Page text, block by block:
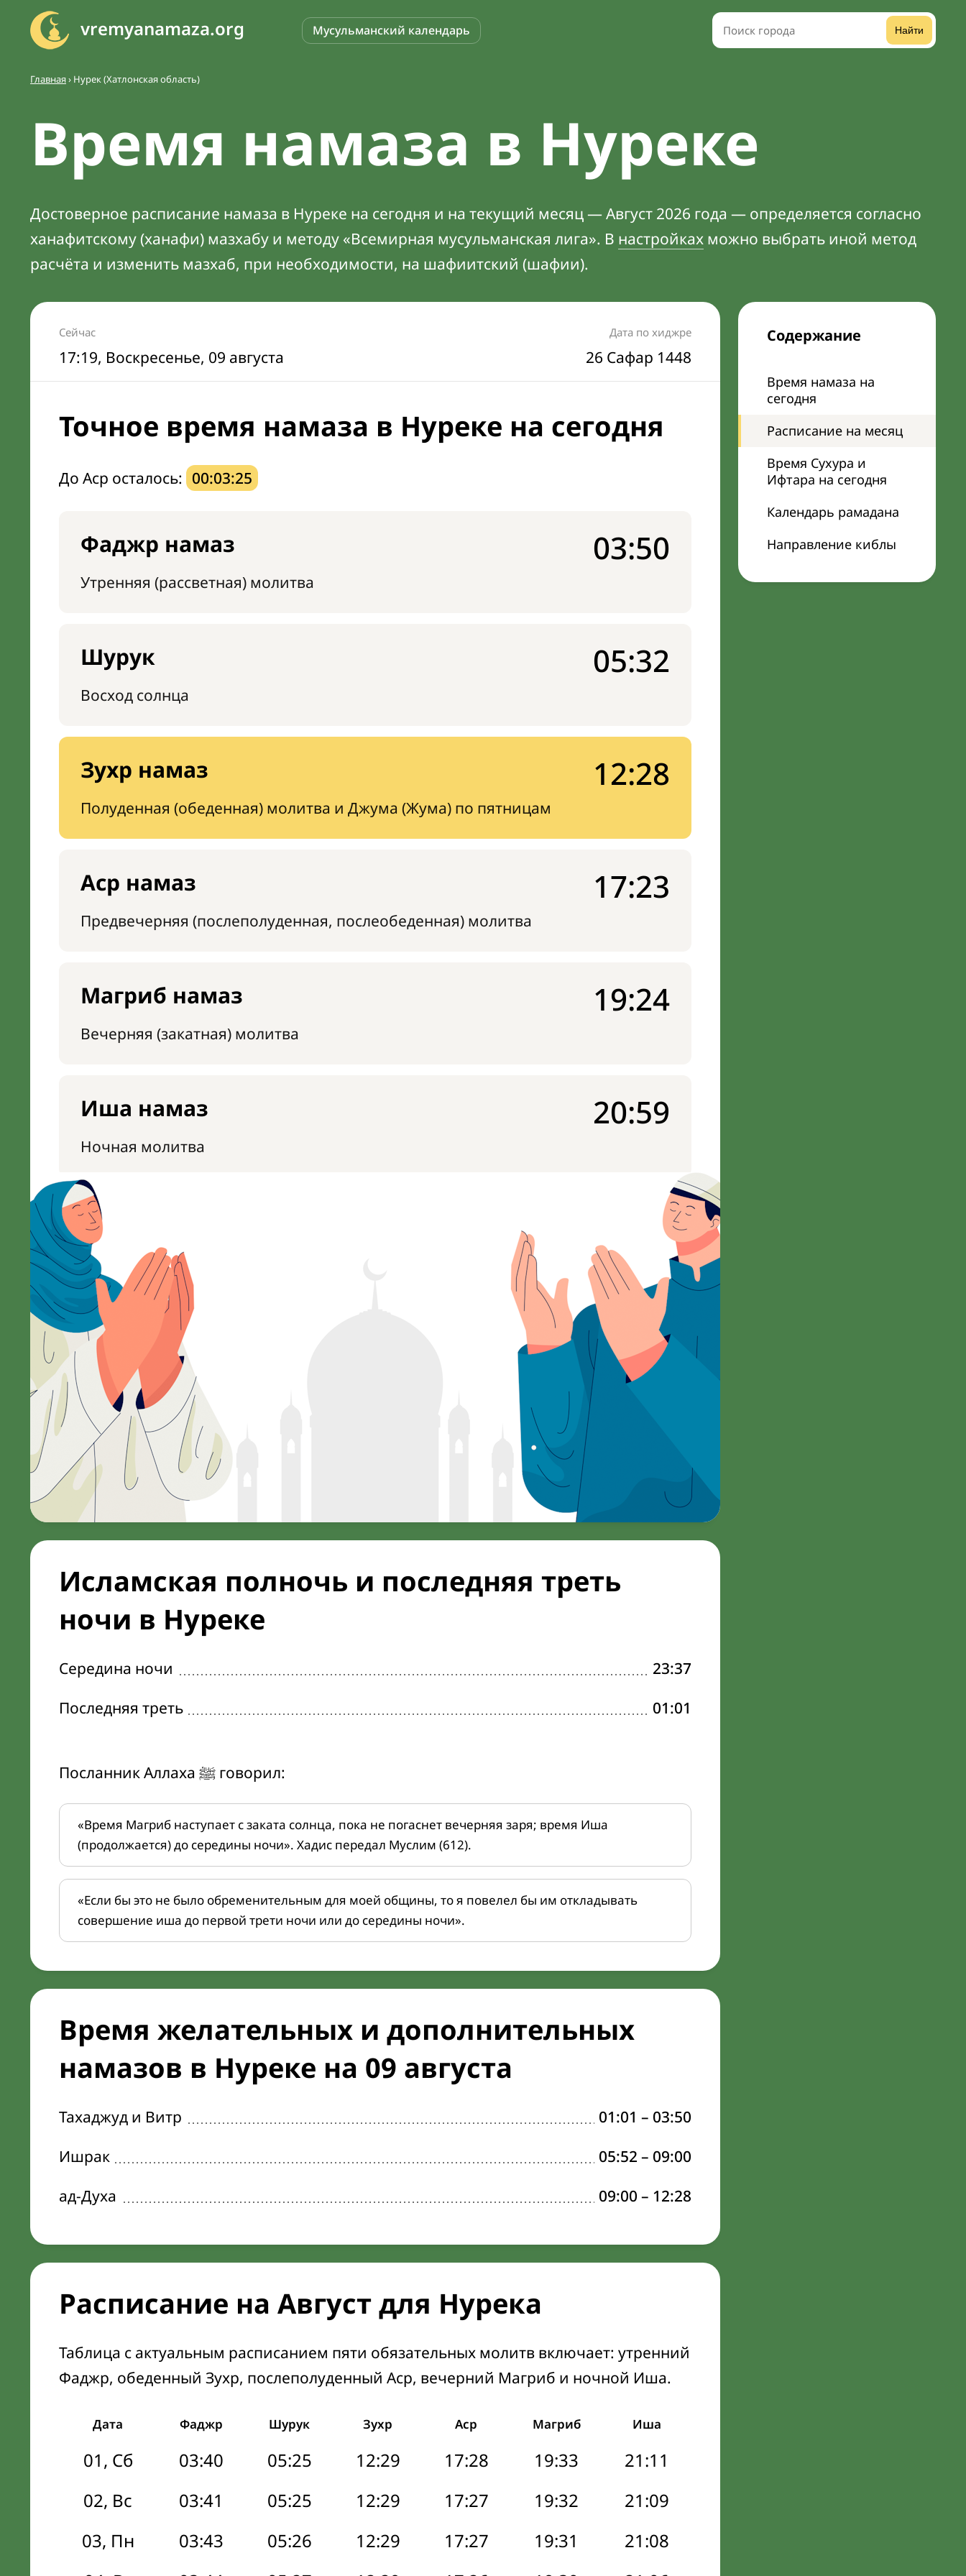
vremyanamaza.org Мусульманский календарь Найти
Главная› Нурек (Хатлонская область)
Время намаза в Нуреке
Достоверное расписание намаза в Нуреке на сегодня и на текущий месяц — Август 2026 года — определяется согласно
ханафитскому (ханафи) мазхабу и методу «Всемирная мусульманская лига». В настройках можно выбрать иной метод
расчёта и изменить мазхаб, при необходимости, на шафиитский (шафии).
Содержание
Время намаза на
сегодня
Расписание на месяц
Время Сухура и
Ифтара на сегодня
Календарь рамадана
Направление киблы
Сейчас
17:19, Воскресенье, 09 августа
Дата по хиджре
26 Сафар 1448
Точное время намаза в Нуреке на сегодня
До Аср осталось: 00:03:24
Фаджр намаз
Утренняя (рассветная) молитва
03:50
Шурук
Восход солнца
05:32
Зухр намаз
Полуденная (обеденная) молитва и Джума (Жума) по пятницам
12:28
Аср намаз
Предвечерняя (послеполуденная, послеобеденная) молитва
17:23
Магриб намаз
Вечерняя (закатная) молитва
19:24
Иша намаз
Ночная молитва
20:59
Исламская полночь и последняя треть
ночи в Нуреке
Середина ночи
23:37
Последняя треть
01:01
Посланник Аллаха ﷺ говорил:
«Время Магриб наступает с заката солнца, пока не погаснет вечерняя заря; время Иша
(продолжается) до середины ночи». Хадис передал Муслим (612).
«Если бы это не было обременительным для моей общины, то я повелел бы им откладывать
совершение иша до первой трети ночи или до середины ночи».
Время желательных и дополнительных
намазов в Нуреке на 09 августа
Тахаджуд и Витр 01:01 – 03:50
Ишрак
05:52 – 09:00
ад-Духа
09:00 – 12:28
Расписание на Август для Нурека
Таблица с актуальным расписанием пяти обязательных молитв включает: утренний
Фаджр, обеденный Зухр, послеполуденный Аср, вечерний Магриб и ночной Иша.
Дата Фаджр Шурук Зухр Аср Магриб Иша
01, Сб 03:40 05:25 12:29 17:28 19:33
21:11
02, Вс
03:41 05:25 12:29 17:27 19:32
21:09
03, Пн
03:43 05:26 12:29 17:27 19:31
21:08